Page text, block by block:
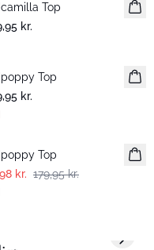
Top
kr.
Top
kr.
Top
kr. 179,95 kr.
Next